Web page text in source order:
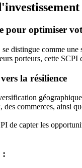
pour optimiser
distingue comme
porteurs, cette
la résilience
commerces, ainsi
de capter les
: